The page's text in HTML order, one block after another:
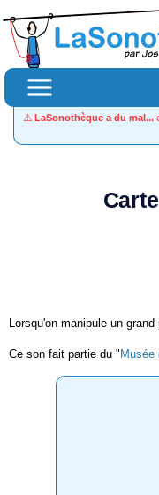
⚠️ LaSonothèque a du mal...
Lorsqu'on manipule un
Ce son fait partie du " Musée